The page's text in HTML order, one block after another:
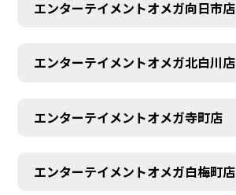
エンターテイメントオメガ向日市店
エンターテイメントオメガ北白川店
エンターテイメントオメガ寺町店
エンターテイメントオメガ白梅町店